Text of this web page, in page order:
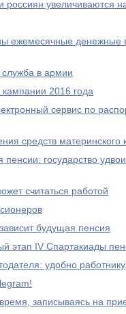
увеличиваются
ежемесячные денежные
служба в армии
2016 года
сервис по
средств материнского
государство
считаться работой
будущая пенсия
этап IV Спартакиады
удобно
записываясь на